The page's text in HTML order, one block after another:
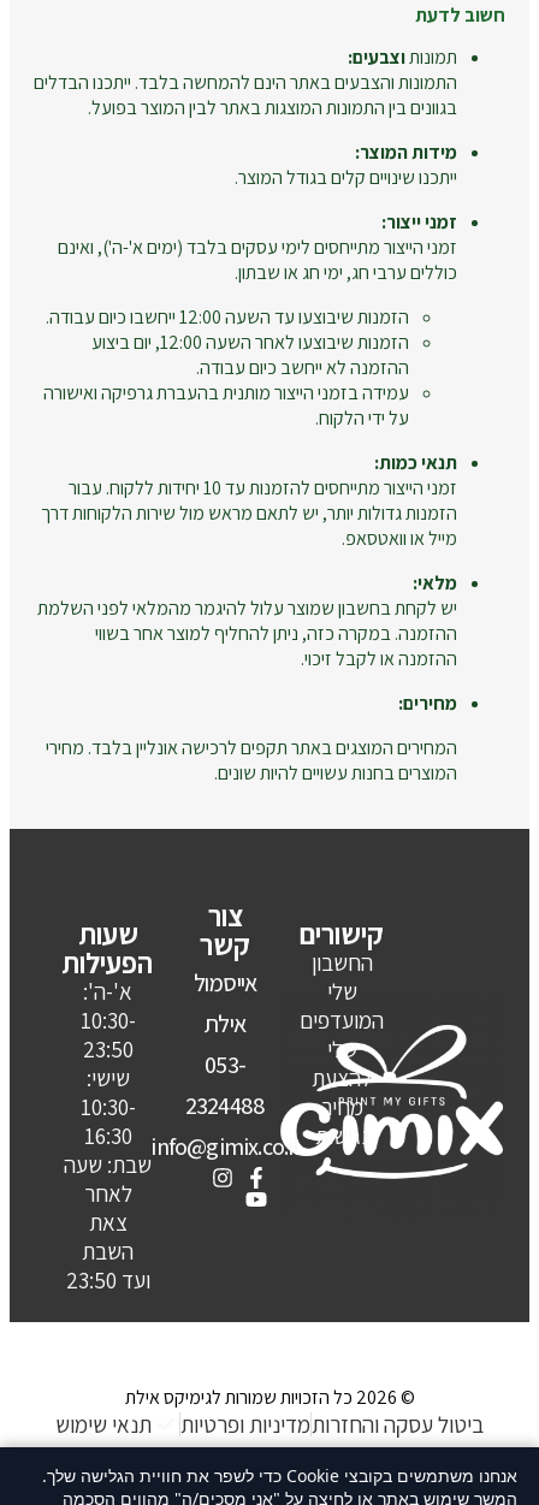
חשוב לדעת
תמונותוצבעים:
התמונות והצבעים באתר הינם להמחשה בלבד. ייתכנו הבדלים
בגוונים בין התמונות המוצגות באתר לבין המוצר בפועל.
מידות המוצר:
ייתכנו שינויים קלים בגודל המוצר.
זמני ייצור:
זמני הייצור מתייחסים לימי עסקים בלבד (ימים א'-ה'), ואינם
כוללים ערבי חג, ימי חג או שבתון.
הזמנות שיבוצעו עד השעה 12:00 ייחשבו כיום עבודה.
הזמנות שיבוצעו לאחר השעה 12:00, יום ביצוע
ההזמנה לא ייחשב כיום עבודה.
עמידה בזמני הייצור מותנית בהעברת גרפיקה ואישורה
על ידי הלקוח.
תנאי כמות:
זמני הייצור מתייחסים להזמנות עד 10 יחידות ללקוח. עבור
הזמנות גדולות יותר, יש לתאם מראש מול שירות הלקוחות דרך
מייל או וואטסאפ.
מלאי:
יש לקחת בחשבון שמוצר עלול להיגמר מהמלאי לפני השלמת
ההזמנה. במקרה כזה, ניתן להחליף למוצר אחר בשווי
ההזמנה או לקבל זיכוי.
מחירים:
המחירים המוצגים באתר תקפים לרכישה אונליין בלבד. מחירי
המוצרים בחנות עשויים להיות שונים.
קישורים
החשבון
שלי
המועדפים
שלי
להצעת
מחיר
נגישות
צור
קשר
אייסמול
אילת
053-
2324488
info@gimix.co.il
שעות
הפעילות
א'-ה':
10:30-
23:50
שישי:
10:30-
16:30
שבת: שעה
לאחר
צאת
השבת
ועד 23:50
© 2026 כל הזכויות שמורות לגימיקס אילת
ביטול עסקה והחזרותמדיניות ופרטיות תנאי שימוש
האתר נבנה ע״ קשת סטודיו
אנחנו משתמשים בקובצי Cookie כדי לשפר את חוויית הגלישה שלך.
המשך שימוש באתר או לחיצה על "אני מסכים/ה" מהווים הסכמה